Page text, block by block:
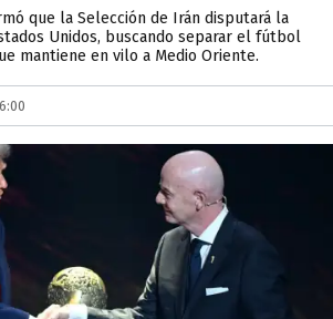
que la Selección de Irán disputará la
Unidos, buscando separar el fútbol
mantiene en vilo a Medio Oriente.